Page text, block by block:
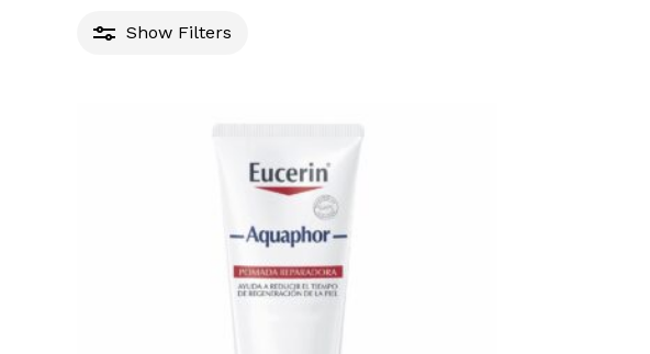
Show Filters